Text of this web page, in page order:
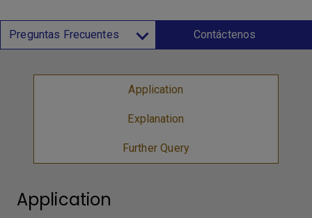
Preguntas Frecuentes Contáctenos
Application
Explanation
Further Query
Application